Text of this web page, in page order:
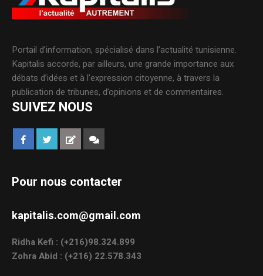
Portail d’information, spécialisé dans l’actualité tunisienne.
Kapitalis accorde, par ailleurs, une grande importance aux
débats d’idées et à l’expression citoyenne, à travers la
publication de tribunes, d’opinions et de commentaires.
SUIVEZ NOUS
Pour nous contacter
kapitalis.com@gmail.com
Ridha Kefi : (+216)98.324.899
Zohra Abid : (+216) 22.578.343